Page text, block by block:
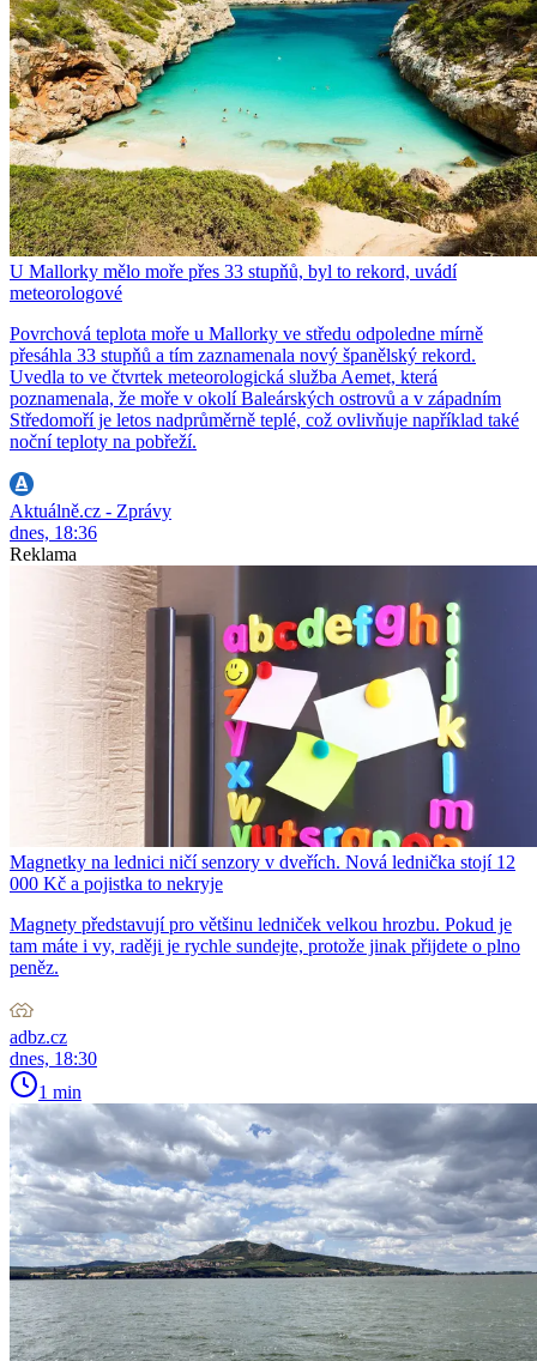
U Mallorky mělo moře přes 33 stupňů, byl to rekord, uvádí
meteorologové
Povrchová teplota moře u Mallorky ve středu odpoledne mírně
přesáhla 33 stupňů a tím zaznamenala nový španělský rekord.
Uvedla to ve čtvrtek meteorologická služba Aemet, která
poznamenala, že moře v okolí Baleárských ostrovů a v západním
Středomoří je letos nadprůměrně teplé, což ovlivňuje například také
noční teploty na pobřeží.
Aktuálně.cz - Zprávy
dnes, 18:36
Reklama
Magnetky na lednici ničí senzory v dveřích. Nová lednička stojí 12
000 Kč a pojistka to nekryje
Magnety představují pro většinu ledniček velkou hrozbu. Pokud je
tam máte i vy, raději je rychle sundejte, protože jinak přijdete o plno
peněz.
adbz.cz
dnes, 18:30
1 min